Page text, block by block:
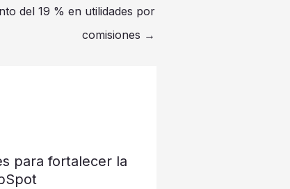
del 19 % en utilidades por
comisiones →
para fortalecer la